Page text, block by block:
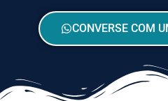
CONVERSE COM